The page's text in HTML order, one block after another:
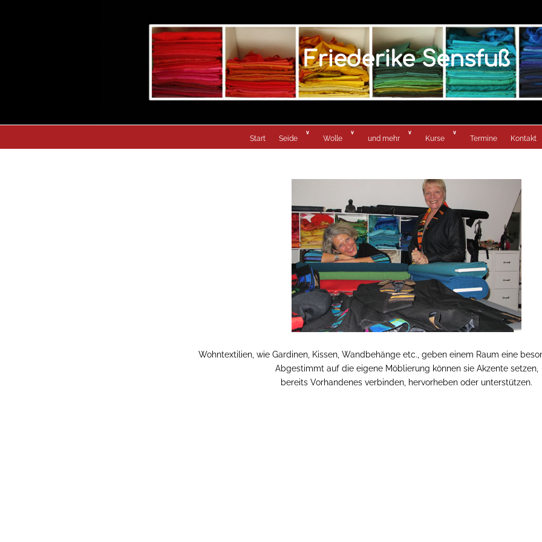
Friederike Sensfuß
Start Seide Wolle und mehr Kurse Termine Kontakt
Wohntextilien, wie Gardinen, Kissen, Wandbehänge etc., geben einem Raum eine
Abgestimmt auf die eigene Möblierung können sie Akzente setzen,
bereits Vorhandenes verbinden, hervorheben oder unterstützen.